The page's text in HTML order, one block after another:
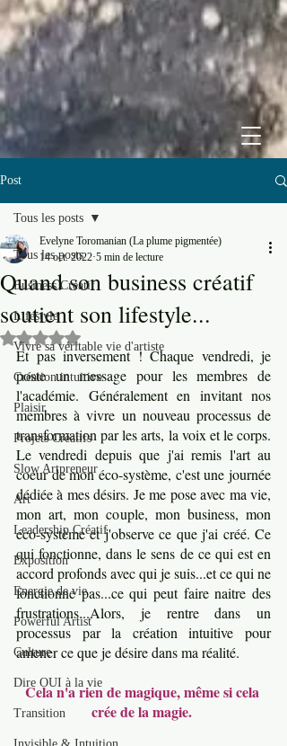
Post
Tous les posts
Business Créatif
Lifestyle
Vivre sa véritable vie d'artiste
Création intuitive
Plaisir
Projets Créatifs
Slow Artpreneur
Art
Leadership Créatif
Exposition
Energie de vie
Powerful Artist
Culture
Dire OUI à la vie
Transition
Tous les posts
Quand son business créatif
soutient son lifestyle...
Evelyne Toromanian (La plume pigmentée)
14 oct. 2022 5 min de lecture
Noté NaN étoiles sur 5.
Et pas inversement ! Chaque vendredi, je
poste un message pour les membres de
l'académie. Généralement en invitant nos
membres à vivre un nouveau processus de
transformation par les arts, la voix et le corps.
Le vendredi depuis que j'ai remis l'art au
coeur de mon éco-système, c'est une journée
dédiée à mes désirs. Je me pose avec ma vie,
mon art, mon couple, mon business, mon
éco-système et j'observe ce que j'ai créé. Ce
qui fonctionne, dans le sens de ce qui est en
accord profonds avec qui je suis...et ce qui ne
fonctionne pas...ce qui peut faire naitre des
frustrations...Alors, je rentre dans un
processus par la création intuitive pour
amener ce que je désire dans ma réalité.
Cela n'a rien de magique, même si cela
crée de la magie.